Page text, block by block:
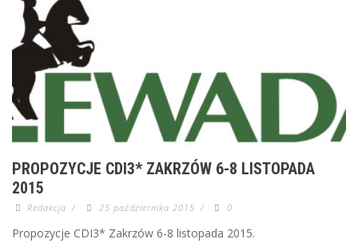
PROPOZYCJE CDI3* ZAKRZÓW 6-8 LISTOPADA
2015
Redakcja / 25 października 2015 / 0
Propozycje CDI3* Zakrzów 6-8 listopada 2015.